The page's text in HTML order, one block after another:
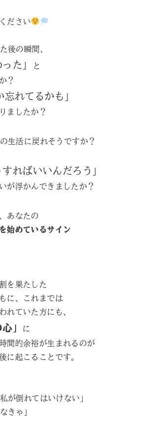
ださい
後の瞬間、
た」
と
？
忘れてるかも」
ましたか？
生活に戻れそうですか？
すればいいんだろう」
が浮かんできましたか？
あなたの
始めているサイン
を果たした
に、これまでは
れていた方にも、
」
に
間的余裕が生まれるのが
に起こることです。
が倒れてはいけない」
きゃ」